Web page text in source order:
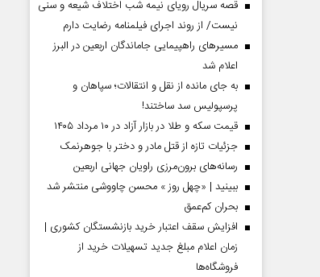
قصه سریال رویای نیمه شب اختلاف شیعه و سنی
نیست/ از روند اجرای فیلمنامه رضایت دارم
مسیر‌های راهپیمایی جاماندگان اربعین در البرز
اعلام شد
به جای مانده از نقل و انتقالات؛ سپاهان و
پرسپولیس سد ساختند!
قیمت سکه و طلا در بازار آزاد در ۱۰ مرداد ۱۴۰۵
جزئیات تازه از قتل مادر و دختر با جوهرنمک
رسانه‌های برون‌مرزی راویان جهانی اربعین
ببینید | «چهل روز » محسن چاووشی منتشر شد
بحران کم‌عمق
افزایش سقف اعتبار خرید بازنشستگان کشوری |
زمان اعلام مبلغ جدید تسهیلات خرید از
فروشگاه‌ها